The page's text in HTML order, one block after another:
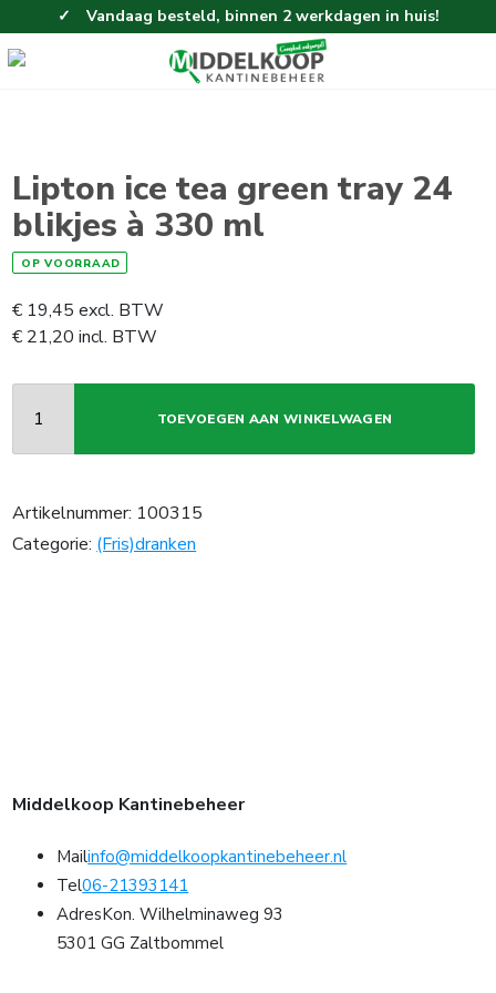
Vandaag besteld, binnen 2 werkdagen in huis!
Eenvoudig en gemakkelijk bestellen!
Gratis thuisbezorgd vanaf 100,-!
Lipton ice tea green tray 24
blikjes à 330 ml
OP VOORRAAD
€ 19,45 excl. BTW
€ 21,20 incl. BTW
TOEVOEGEN AAN WINKELWAGEN
Artikelnummer: 100315
Categorie: (Fris)dranken
Middelkoop Kantinebeheer
Mailinfo@middelkoopkantinebeheer.nl
Tel06-21393141
AdresKon. Wilhelminaweg 93
5301 GG Zaltbommel